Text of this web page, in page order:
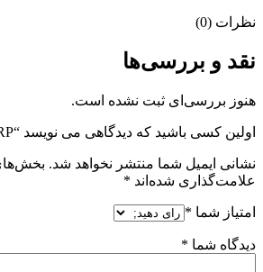
نظرات (0)
نقد و بررسی‌ها
هنوز بررسی‌ای ثبت نشده است.
اولین کسی باشید که دیدگاهی می نویسد “The Road to 56 RP”
نشانی ایمیل شما منتشر نخواهد شد.
علامت‌گذاری شده‌اند *
امتیاز شما *
دیدگاه شما *